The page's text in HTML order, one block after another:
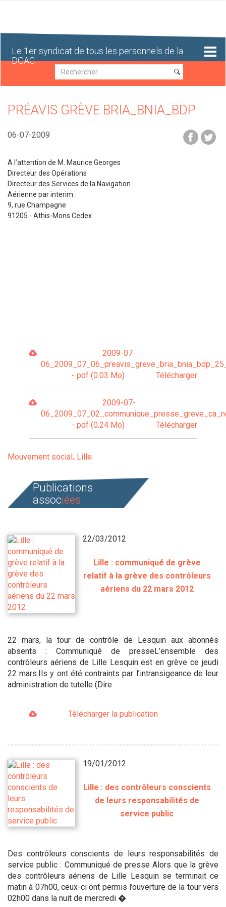
Le 1er syndicat de tous les personnels de la
DGAC
Recherche
Recherche
PRÉAVIS GRÈVE BRIA_BNIA_BDP
06-07-2009
A l’attention de M. Maurice Georges
Directeur des Opérations
Directeur des Services de la Navigation
Aérienne par interim
9, rue Champagne
91205 - Athis-Mons Cedex
2009-07-
- pdf (0.03 Mo)
Télécharger
2009-07-
- pdf (0.24 Mo)
Télécharger
Mouvement social Lille
Publications
associées
22/03/2012
Lille : communiqué de grève
relatif à la grève des contrôleurs
aériens du 22 mars 2012
22 mars, la tour de contrôle de Lesquin aux abonnés
absents : Communiqué de presseL’ensemble des
contrôleurs aériens de Lille Lesquin est en grève ce jeudi
22 mars.Ils y ont été contraints par l’intransigeance de leur
administration de tutelle (Dire
Télécharger la publication
19/01/2012
Lille : des contrôleurs conscients
de leurs responsabilités de
service public
Des contrôleurs conscients de leurs responsabilités de
service public : Communiqué de presse Alors que la grève
des contrôleurs aériens de Lille Lesquin se terminait ce
matin à 07h00, ceux-ci ont permis l’ouverture de la tour vers
02h00 dans la nuit de mercredi �